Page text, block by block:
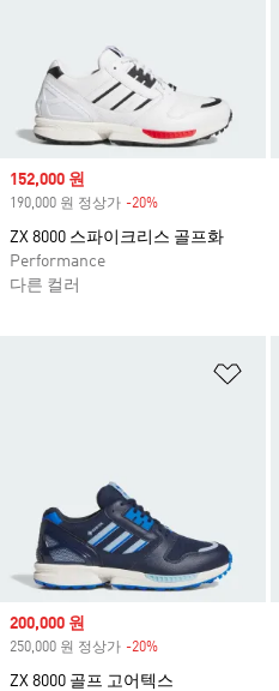
Sale price
152,000 원
190,000 원 정상가 -20%
ZX 8000 스파이크리스 골프화
Performance
다른 컬러
Sale price
200,000 원
250,000 원 정상가 -20%
ZX 8000 골프 고어텍스